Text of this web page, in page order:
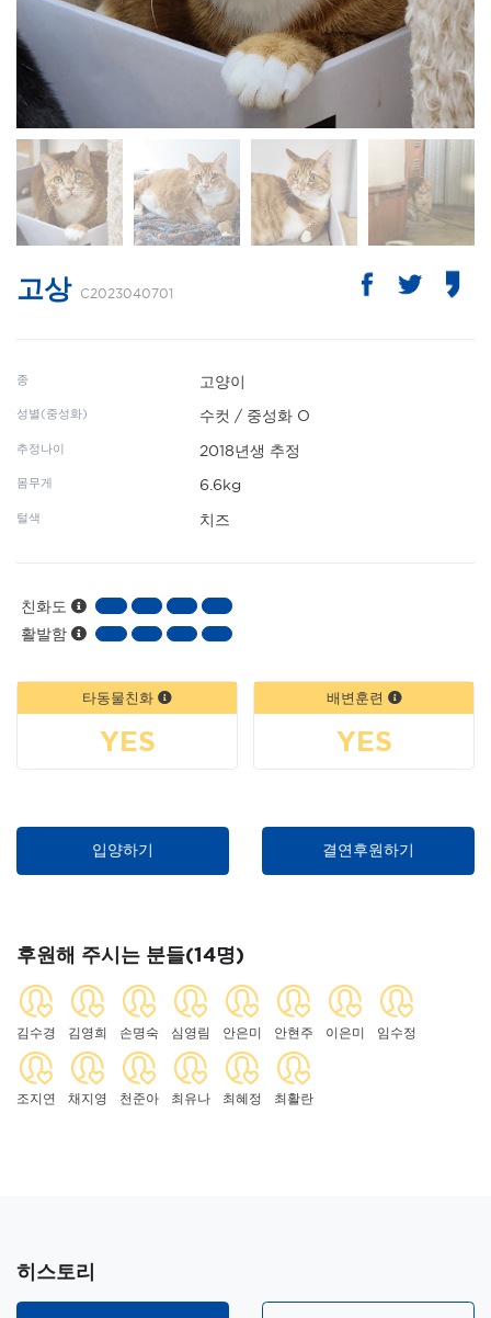
고상 C2023040701
종 고양이
성별(중성화) 수컷 / 중성화 O
추정나이 2018년생 추정
몸무게 6.6kg
털색 치즈
친화도
활발함
타동물친화
YES
배변훈련
YES
입양하기 결연후원하기
후원해 주시는 분들(14명)
김수경 김영희 손명숙 심영림 안은미 안현주 이은미 임수정
조지연 채지영 천준아 최유나 최혜정 최활란
히스토리